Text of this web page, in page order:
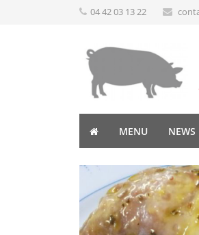
04 42 03 13 22
MENU NEWS